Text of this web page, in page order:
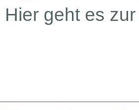
Hier geht es